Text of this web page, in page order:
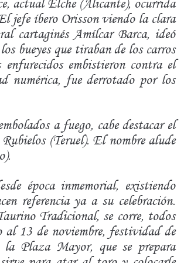
jefe íbero Orisson viendo la clara
cartaginés Amílcar Barca, ideó
bueyes que tiraban de los carros
embistieron contra el
numérica, fue derrotado por los
a fuego, cabe destacar el
(Teruel). El nombre alude
).
época inmemorial, existiendo
referencia ya a su celebración.
Tradicional, se corre, todos
al 13 de noviembre, festividad de
Plaza Mayor, que se prepara